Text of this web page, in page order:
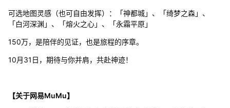
可选地图灵感（也可自由发挥）：「神都城」、「绮梦之森」、
「白河深渊」、「熔火之心」、「永霜平原」
150万，是陪伴的见证，也是旅程的序章。
10月31日，期待与你并肩，共赴神迹！
【关于网易MuMu】